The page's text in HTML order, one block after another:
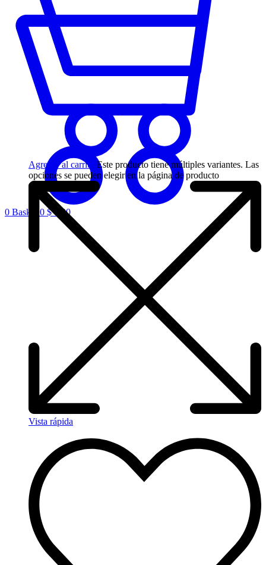
0 Basket 0 $0,00
Agregar al carrito
Este producto tiene múltiples variantes. Las
opciones se pueden elegir en la página de producto
Vista rápida